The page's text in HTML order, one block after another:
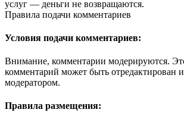
услуг — деньги не возвращаются.
Правила подачи комментариев
Условия подачи комментариев:
Внимание, комментарии модерируются.
комментарий может быть отредактирован
модератором.
Правила размещения: